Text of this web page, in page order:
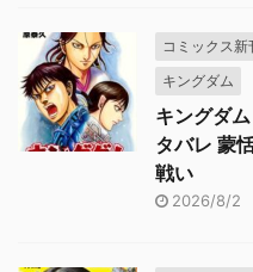
コミックス新
キングダム
キングダ
タバレ 蒙
戦い
2026/8/2